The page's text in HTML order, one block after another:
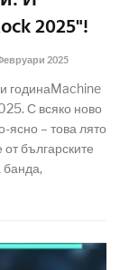
2025"!
2025
годинаMachine
С всяко ново
ясно – това лято
българските
банда,